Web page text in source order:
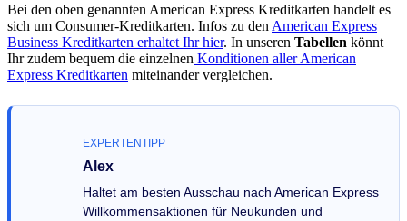
Bei den oben genannten American Express Kreditkarten handelt es
sich um Consumer-Kreditkarten. Infos zu den American Express
Business Kreditkarten erhaltet Ihr hier. In unseren Tabellen könnt
Ihr zudem bequem die einzelnen Konditionen aller American
Express Kreditkarten miteinander vergleichen.
EXPERTENTIPP
Alex
Haltet am besten Ausschau nach American Express
Willkommensaktionen für Neukunden und